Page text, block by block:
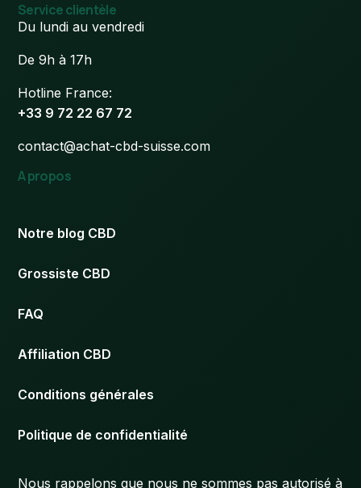
Service clientèle
Du lundi au vendredi
De 9h à 17h
Hotline France:
+33 9 72 22 67 72
contact@achat-cbd-suisse.com
A propos
Notre blog CBD
Grossiste CBD
FAQ
Affiliation CBD
Conditions générales
Politique de confidentialité
Nous rappelons que nous ne sommes pas autorisé à